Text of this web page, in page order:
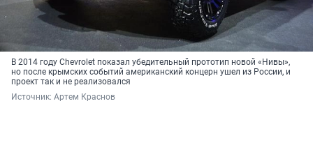
В 2014 году Chevrolet показал убедительный прототип новой «Нивы»,
но после крымских событий американский концерн ушел из России, и
проект так и не реализовался
Источник: Артем Краснов